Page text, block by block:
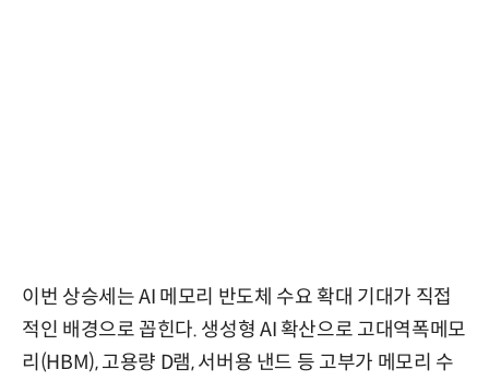
이번 상승세는 AI 메모리 반도체 수요 확대 기대가 직접
적인 배경으로 꼽힌다. 생성형 AI 확산으로 고대역폭메모
리(HBM), 고용량 D램, 서버용 낸드 등 고부가 메모리 수